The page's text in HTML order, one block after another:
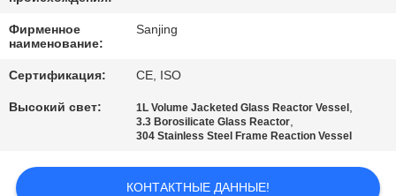
КАЧЕСТВА
МЫ
Фирменное
наименование:
Sanjing
Сертификация: CE, ISO
Высокий свет: 1L Volume Jacketed Glass Reactor Vessel ,
3.3 Borosilicate Glass Reactor,
304 Stainless Steel Frame Reaction Vessel
КОНТАКТНЫЕ ДАННЫЕ!